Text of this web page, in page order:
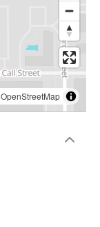
OpenStreetMap